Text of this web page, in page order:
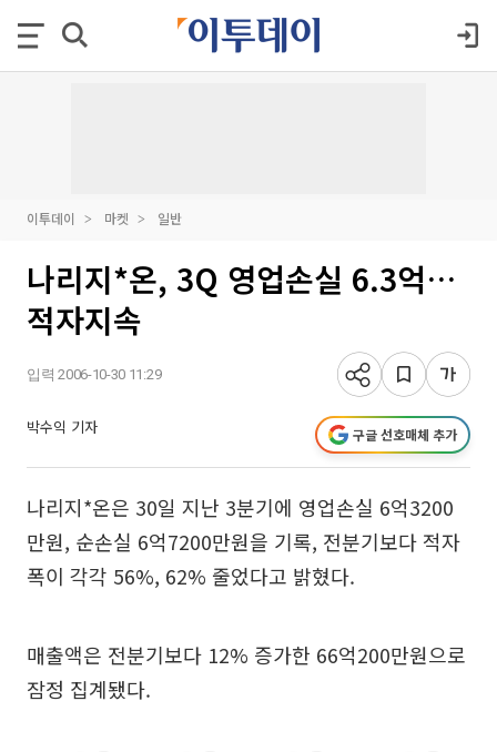
이투데이 마켓 일반
나리지*온, 3Q 영업손실 6.3억…
적자지속
입력 2006-10-30 11:29
박수익 기자 구글 선호매체 추가
나리지*온은 30일 지난 3분기에 영업손실 6억3200
만원, 순손실 6억7200만원을 기록, 전분기보다 적자
폭이 각각 56%, 62% 줄었다고 밝혔다.
매출액은 전분기보다 12% 증가한 66억200만원으로
잠정 집계됐다.